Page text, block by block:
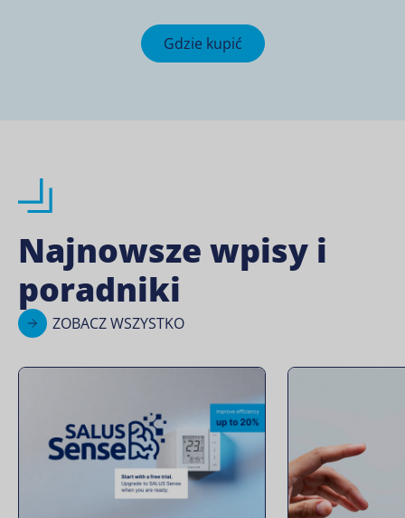
Gdzie kupić
Najnowsze wpisy i
poradniki
ZOBACZ WSZYSTKO